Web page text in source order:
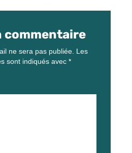
commentaire
ne sera pas publiée. Les
sont indiqués avec *